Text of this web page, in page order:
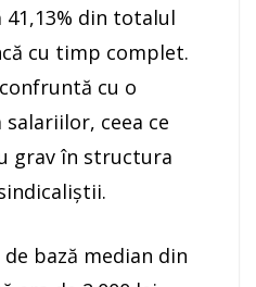
din totalul
cu timp complet.
cu o
ceea ce
grav în structura
bază median din